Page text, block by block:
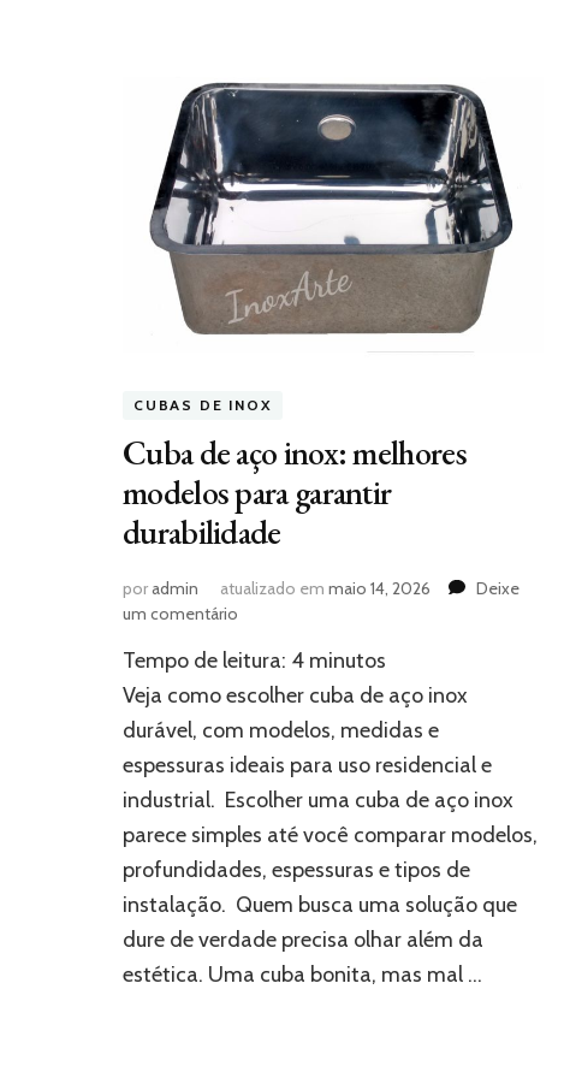
CUBAS DE INOX
Cuba de aço inox: melhores
modelos para garantir
durabilidade
poradmin atualizado em maio 14, 2026
Deixe
um comentário
de
aço
melhores
modelos
garantir
durabilidade
Tempo de leitura: 4 minutos
Veja como escolher cuba de aço inox
durável, com modelos, medidas e
espessuras ideais para uso residencial e
industrial. Escolher uma cuba de aço inox
parece simples até você comparar modelos,
profundidades, espessuras e tipos de
instalação. Quem busca uma solução que
dure de verdade precisa olhar além da
estética. Uma cuba bonita, mas mal …